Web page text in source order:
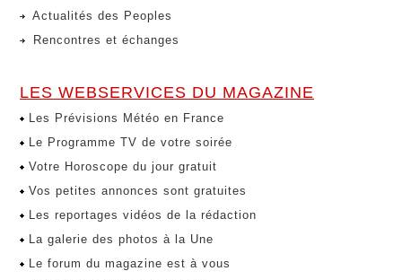
Actualités des Peoples
Rencontres et échanges
LES WEBSERVICES DU MAGAZINE
Les Prévisions Météo en France
Le Programme TV de votre soirée
Votre Horoscope du jour gratuit
Vos petites annonces sont gratuites
Les reportages vidéos de la rédaction
La galerie des photos à la Une
Le forum du magazine est à vous